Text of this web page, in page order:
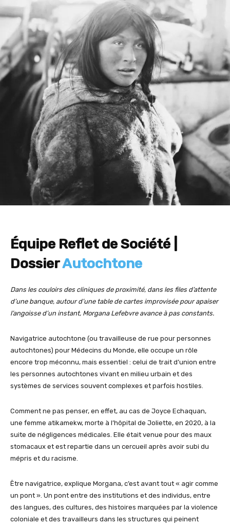
Équipe Reflet de Société
DossierAutochtone
Dans les couloirs des cliniques de proximité, dans les files d’attente
d’une banque, autour d’une table de cartes improvisée pour apaiser
l’angoisse d’un instant, Morgana Lefebvre avance à pas constants.
Navigatrice autochtone (ou travailleuse de rue pour personnes
autochtones) pour Médecins du Monde, elle occupe un rôle
encore trop méconnu, mais essentiel : celui de trait d’union entre
les personnes autochtones vivant en milieu urbain et des
systèmes de services souvent complexes et parfois hostiles.
Comment ne pas penser, en effet, au cas de Joyce Echaquan,
une femme atikamekw, morte à l’hôpital de Joliette, en 2020, à la
suite de négligences médicales. Elle était venue pour des maux
stomacaux et est repartie dans un cercueil après avoir subi du
mépris et du racisme.
Être navigatrice, explique Morgana, c’est avant tout « agir comme
un pont ». Un pont entre des institutions et des individus, entre
des langues, des cultures, des histoires marquées par la violence
coloniale et des travailleurs dans les structures qui peinent